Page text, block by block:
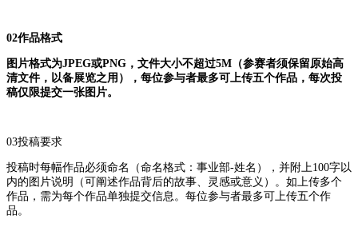
02作品格式
图片格式为JPEG或PNG，文件大小不超过5M（参赛者须保留原始高
清文件，以备展览之用），每位参与者最多可上传五个作品，每次投
稿仅限提交一张图片。
03投稿要求
投稿时每幅作品必须命名（命名格式：事业部-姓名），并附上100字以
内的图片说明（可阐述作品背后的故事、灵感或意义）。如上传多个
作品，需为每个作品单独提交信息。每位参与者最多可上传五个作
品。